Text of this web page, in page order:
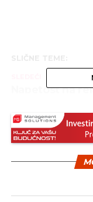
Napetost na
NE PROPUSTITE
Potpuno novi